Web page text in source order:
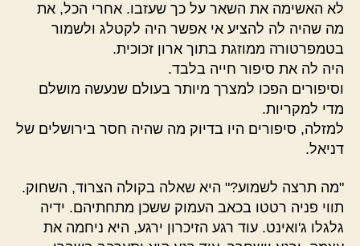
לא האשימה את השאר על כך שעזבו. אחרי הכל, את
מה שהיה לה להציע אי אפשר היה לקטלג ולשמור
בטמפרטורה ממוזגת בתוך ארון זכוכית.
היה לה את סיפור חייה בלבד.
וסיפורים הפכו למצרך מיותר בעולם שנעשה מושלם
מדי למקריות.
למזלה, סיפורים היו בדיוק מה שהיה חסר בירושלים של
דניאל.
"מה תרצה לשמוע?" היא שאלה בקולה הצרוד, השחוק.
תווי פניה רטטו בכאב העמוק ששכן מתחתיהם. ידיה
גלגלו ג'ואינט. עוד רגע הזיכרון ירגע, היא ניחמה את